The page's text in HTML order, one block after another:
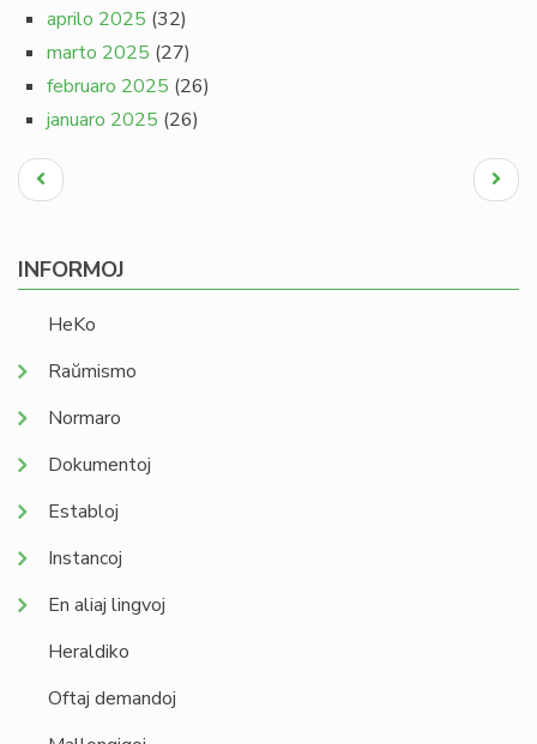
aprilo 2025 (32)
marto 2025 (27)
februaro 2025 (26)
januaro 2025 (26)
Pagination
Antaŭa
paĝo
Next
page
INFORMOJ
HeKo
Raŭmismo
Normaro
Dokumentoj
Establoj
Instancoj
En aliaj lingvoj
Heraldiko
Oftaj demandoj